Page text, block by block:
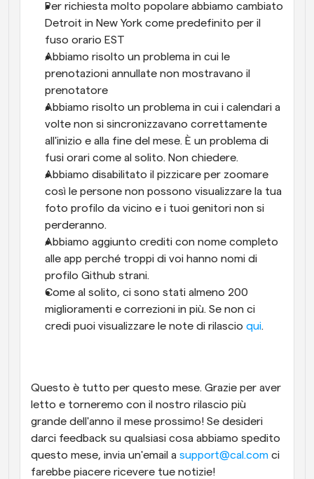
Per richiesta molto popolare abbiamo cambiato
Detroit in New York come predefinito per il
fuso orario EST
Abbiamo risolto un problema in cui le
prenotazioni annullate non mostravano il
prenotatore
Abbiamo risolto un problema in cui i calendari a
volte non si sincronizzavano correttamente
all'inizio e alla fine del mese. È un problema di
fusi orari come al solito. Non chiedere.
Abbiamo disabilitato il pizzicare per zoomare
così le persone non possono visualizzare la tua
foto profilo da vicino e i tuoi genitori non si
perderanno.
Abbiamo aggiunto crediti con nome completo
alle app perché troppi di voi hanno nomi di
profilo Github strani.
Come al solito, ci sono stati almeno 200
miglioramenti e correzioni in più. Se non ci
credi puoi visualizzare le note di rilascio qui.
Questo è tutto per questo mese. Grazie per aver
letto e torneremo con il nostro rilascio più
grande dell'anno il mese prossimo! Se desideri
darci feedback su qualsiasi cosa abbiamo spedito
questo mese, invia un'email a support@cal.com ci
farebbe piacere ricevere tue notizie!